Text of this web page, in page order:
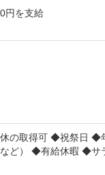
円を支給
の取得可 ◆祝祭日
ど） ◆有給休暇 ◆サ